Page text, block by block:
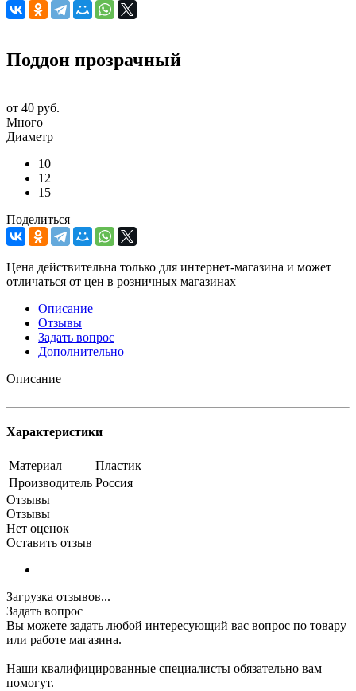
Поддон прозрачный
от 40 руб.
Много
Диаметр
10
12
15
Поделиться
Цена действительна только для интернет-магазина и может
отличаться от цен в розничных магазинах
Описание
Отзывы
Задать вопрос
Дополнительно
Описание
Характеристики
Материал
Пластик
Производитель Россия
Отзывы
Отзывы
Нет оценок
Оставить отзыв
Загрузка отзывов...
Задать вопрос
Вы можете задать любой интересующий вас вопрос по товару
или работе магазина.
Наши квалифицированные специалисты обязательно вам
помогут.